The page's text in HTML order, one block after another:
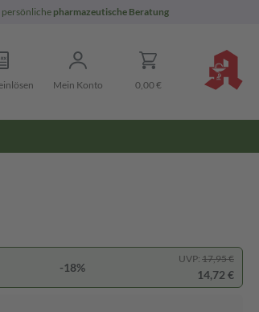
persönliche pharmazeutische Beratung
Mein Konto 0,00 €
-18%
UVP: 17,95 €
14,72 €